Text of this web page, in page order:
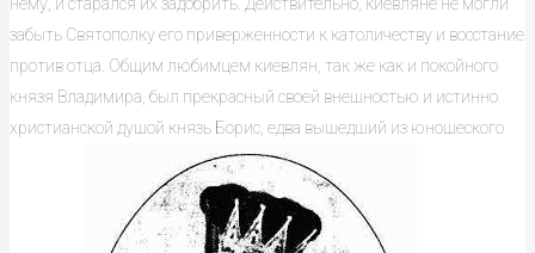
забыть Святополку его приверженности к католичеству и восстание
против отца. Общим любимцем киевлян, так же как и покойного
князя Владимира, был прекрасный своей внешностью и истинно
христианской душой князь Борис, едва вышедший из юношеского